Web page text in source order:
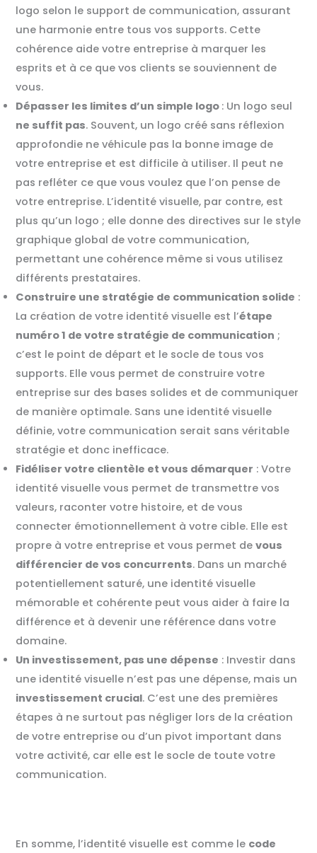
logo selon le support de communication, assurant
une harmonie entre tous vos supports. Cette
cohérence aide votre entreprise à marquer les
esprits et à ce que vos clients se souviennent de
vous.
Dépasser les limites d’un simple logo : Un logo seul
ne suffit pas. Souvent, un logo créé sans réflexion
approfondie ne véhicule pas la bonne image de
votre entreprise et est difficile à utiliser. Il peut ne
pas refléter ce que vous voulez que l’on pense de
votre entreprise. L’identité visuelle, par contre, est
plus qu’un logo ; elle donne des directives sur le style
graphique global de votre communication,
permettant une cohérence même si vous utilisez
différents prestataires.
Construire une stratégie de communication solide :
La création de votre identité visuelle est l’étape
numéro 1 de votre stratégie de communication ;
c’est le point de départ et le socle de tous vos
supports. Elle vous permet de construire votre
entreprise sur des bases solides et de communiquer
de manière optimale. Sans une identité visuelle
définie, votre communication serait sans véritable
stratégie et donc inefficace.
Fidéliser votre clientèle et vous démarquer : Votre
identité visuelle vous permet de transmettre vos
valeurs, raconter votre histoire, et de vous
connecter émotionnellement à votre cible. Elle est
propre à votre entreprise et vous permet devous
différencier de vos concurrents. Dans un marché
potentiellement saturé, une identité visuelle
mémorable et cohérente peut vous aider à faire la
différence et à devenir une référence dans votre
domaine.
Un investissement, pas une dépense : Investir dans
une identité visuelle n’est pas une dépense, mais un
investissement crucial. C’est une des premières
étapes à ne surtout pas négliger lors de la création
de votre entreprise ou d’un pivot important dans
votre activité, car elle est le socle de toute votre
communication.
En somme, l’identité visuelle est comme le code